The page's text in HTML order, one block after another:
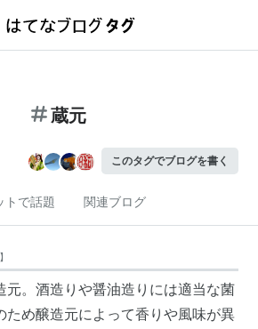
蔵元
このタグでブログを書く
トで話題 関連ブログ
】
元。酒造りや醤油造りには適当な菌
ため醸造元によって香りや風味が異